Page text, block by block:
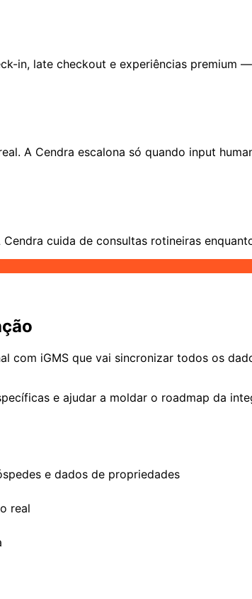
in, late checkout e experiências premium
A Cendra escalona só quando input
cuida de consultas rotineiras
com iGMS que vai sincronizar todos os
e ajudar a moldar o roadmap da
e dados de propriedades
real